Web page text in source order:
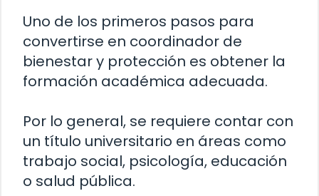
Uno de los primeros pasos para
convertirse en coordinador de
bienestar y protección es obtener la
formación académica adecuada.
Por lo general, se requiere contar con
un título universitario en áreas como
trabajo social, psicología, educación
o salud pública.